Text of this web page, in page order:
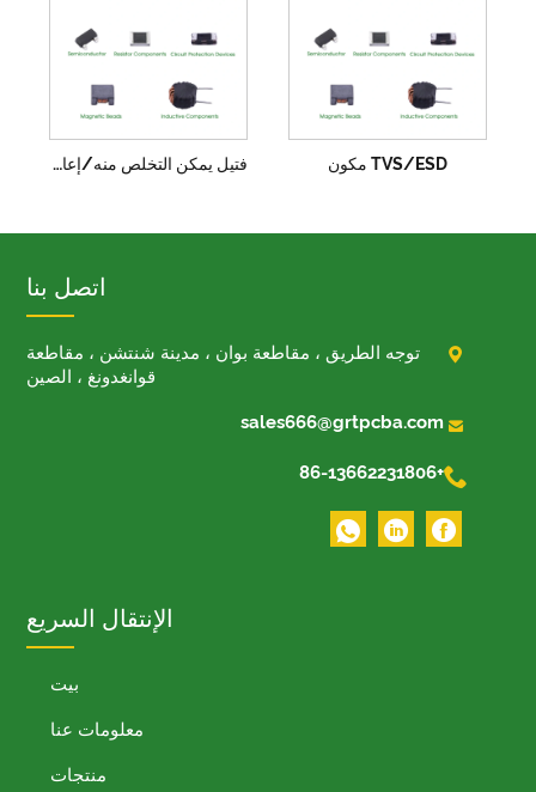
فتيل يمكن التخلص منه/إعادة ضبط الذات TVS/ESD مكون
اتصل بنا
توجه الطريق ، مقاطعة بوان ، مدينة شنتشن ، مقاطعة
قوانغدونغ ، الصين
sales666@grtpcba.com
الإنتقال السريع
معلومات عنا